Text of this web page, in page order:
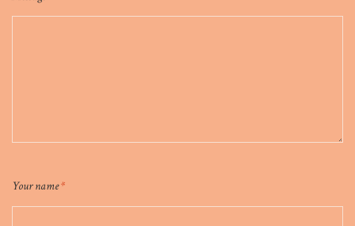
Your name*